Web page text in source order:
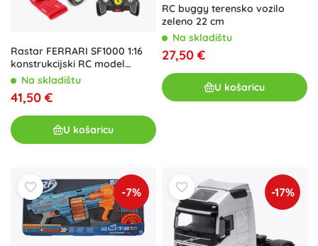
Rastar FERRARI SF1000 1:16
konstrukcijski RC model
formule
Na skladištu
41,50 €
U košaricu
RC buggy terensko vozilo
zeleno 22 cm
Na skladištu
27,50 €
U košaricu
-7% -17%